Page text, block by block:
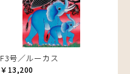
F3号／ルーカス
￥13,200